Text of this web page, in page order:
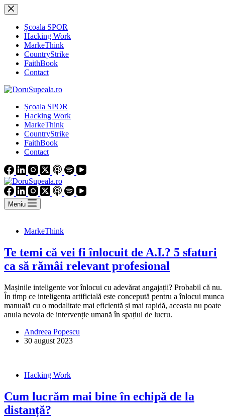
Sari
la
conținutȘcoala SPOR
Hacking Work
MarkeThink
CountryStrike
FaithBook
Contact
Școala SPOR
Hacking Work
MarkeThink
CountryStrike
FaithBook
Contact
Meniu
MarkeThink
Te temi că vei fi înlocuit de A.I.? 5 sfaturi
ca să rămâi relevant profesional
Mașinile inteligente vor înlocui cu adevărat angajații? Probabil că nu.
În timp ce inteligența artificială este concepută pentru a înlocui munca
manuală cu o modalitate mai eficientă și mai rapidă, aceasta nu poate
anula nevoia de intervenție umană în spațiul de lucru.
Andreea Popescu
30 august 2023
Hacking Work
Cum lucrăm mai bine în echipă de la
distanță?